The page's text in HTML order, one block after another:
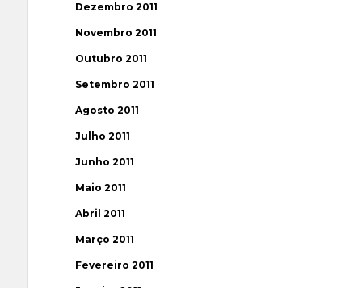
Dezembro 2011
Novembro 2011
Outubro 2011
Setembro 2011
Agosto 2011
Julho 2011
Junho 2011
Maio 2011
Abril 2011
Março 2011
Fevereiro 2011